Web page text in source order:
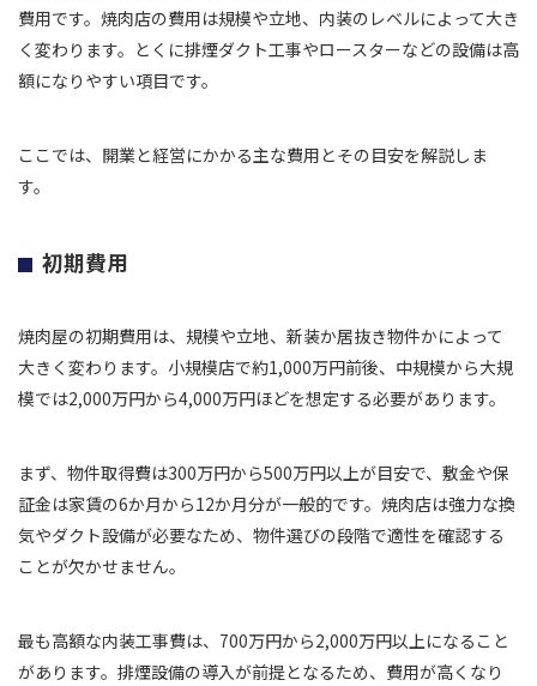
費用です。焼肉店の費用は規模や立地、内装のレベルによって大き
く変わります。とくに排煙ダクト工事やロースターなどの設備は高
額になりやすい項目です。
ここでは、開業と経営にかかる主な費用とその目安を解説しま
す。
初期費用
焼肉屋の初期費用は、規模や立地、新装か居抜き物件かによって
大きく変わります。小規模店で約1,000万円前後、中規模から大規
模では2,000万円から4,000万円ほどを想定する必要があります。
まず、物件取得費は300万円から500万円以上が目安で、敷金や保
証金は家賃の6か月から12か月分が一般的です。焼肉店は強力な換
気やダクト設備が必要なため、物件選びの段階で適性を確認する
ことが欠かせません。
最も高額な内装工事費は、700万円から2,000万円以上になること
があります。排煙設備の導入が前提となるため、費用が高くなり